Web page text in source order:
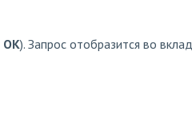
OK). Запрос отобразится во